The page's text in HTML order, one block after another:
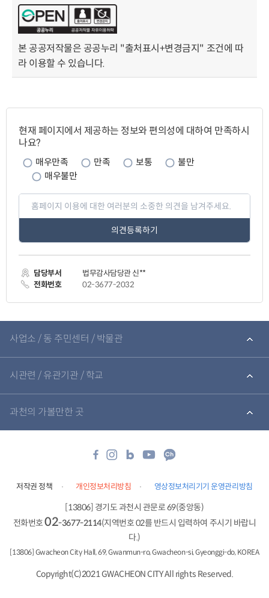
본 공공저작물은 공공누리 "출처표시+변경금지" 조건에 따
라 이용할 수 있습니다.
이
지
만
족
도
현재 페이지에서 제공하는 정보와 편의성에 대하여 만족하시
나요?
매우만족 만족 보통
불만
매우불만
페
지
도
평
입
력
담당부서
법무감사담당관 신**
전화번호
02-3677-2032
관
기
사업소 / 동 주민센터 / 박물관
시관련 / 유관기관 / 학교
과천의 가볼만한 곳
저작권 정책 개인정보처리방침 영상정보처리기기 운영관리방침
[13806] 경기도 과천시 관문로 69(중앙동)
전화번호02-3677-2114(지역번호 02를 반드시 입력하여 주시기 바랍니
다.)
[13806] Gwacheon City Hall, 69, Gwanmun-ro, Gwacheon-si, Gyeonggi-do, KOREA
Copyright(C)2021 GWACHEON CITY All rights Reserved.